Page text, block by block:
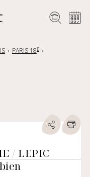
PARIS 18E
/ LEPIC